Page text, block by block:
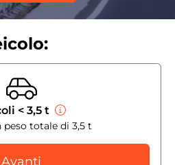
< 3,5 t
peso totale di 3,5 t
Avanti